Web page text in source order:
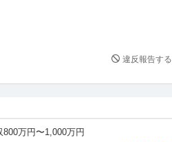
違反報告する
800万円〜1,000万円